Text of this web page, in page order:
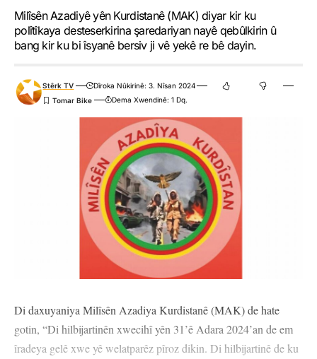
Milîsên Azadiyê yên Kurdistanê (MAK) diyar kir ku
polîtîkaya desteserkirina şaredariyan nayê qebûlkirin û
bang kir ku bi îsyanê bersiv ji vê yekê re bê dayin.
Stêrk TV
Dîroka Nûkirinê: 3. Nîsan 2024
Dema Xwendinê: 1 Dq.
Di daxuyaniya Milîsên Azadiya Kurdistanê (MAK) de hate
gotin, “Di hilbijartinên xwecihî yên 31’ê Adara 2024’an de em
îradeya gelê xwe yê welatparêz pîroz dikin. Di hilbijartinê de ku